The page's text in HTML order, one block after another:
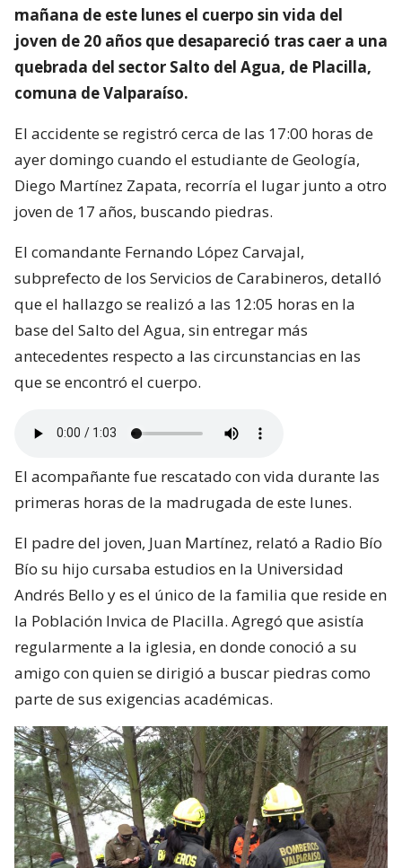
mañana de este lunes el cuerpo sin vida del
joven de 20 años que desapareció tras caer a una
quebrada del sector Salto del Agua, de Placilla,
comuna de Valparaíso.
El accidente se registró cerca de las 17:00 horas de
ayer domingo cuando el estudiante de Geología,
Diego Martínez Zapata, recorría el lugar junto a otro
joven de 17 años, buscando piedras.
El comandante Fernando López Carvajal,
subprefecto de los Servicios de Carabineros, detalló
que el hallazgo se realizó a las 12:05 horas en la
base del Salto del Agua, sin entregar más
antecedentes respecto a las circunstancias en las
que se encontró el cuerpo.
El acompañante fue rescatado con vida durante las
primeras horas de la madrugada de este lunes.
El padre del joven, Juan Martínez, relató a Radio Bío
Bío su hijo cursaba estudios en la Universidad
Andrés Bello y es el único de la familia que reside en
la Población Invica de Placilla. Agregó que asistía
regularmente a la iglesia, en donde conoció a su
amigo con quien se dirigió a buscar piedras como
parte de sus exigencias académicas.